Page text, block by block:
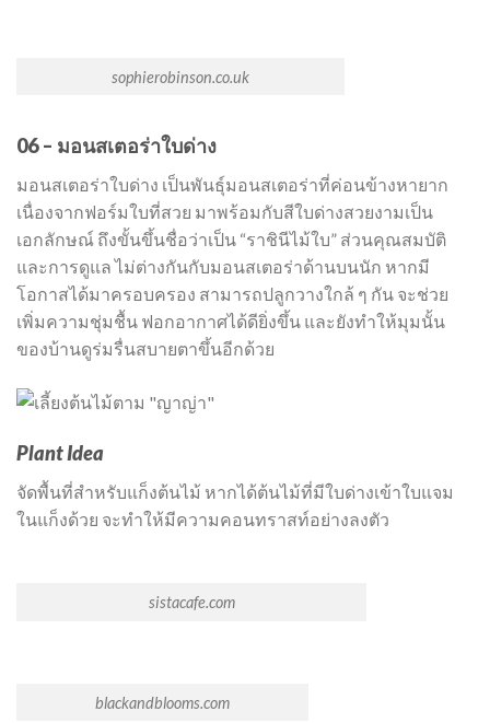
sophierobinson.co.uk
06 – มอนสเตอร่าใบด่าง
มอนสเตอร่าใบด่าง เป็นพันธุ์มอนสเตอร่าที่ค่อนข้างหายาก
เนื่องจากฟอร์มใบที่สวย มาพร้อมกับสีใบด่างสวยงามเป็น
เอกลักษณ์ ถึงขั้นขึ้นชื่อว่าเป็น “ราชินีไม้ใบ” ส่วนคุณสมบัติ
และการดูแล ไม่ต่างกันกับมอนสเตอร่าด้านบนนัก หากมี
โอกาสได้มาครอบครอง สามารถปลูกวางใกล้ ๆ กัน จะช่วย
เพิ่มความชุ่มชื้น ฟอกอากาศได้ดียิ่งขึ้น และยังทำให้มุมนั้น
ของบ้านดูร่มรื่นสบายตาขึ้นอีกด้วย
Plant Idea
จัดพื้นที่สำหรับแก็งต้นไม้ หากได้ต้นไม้ที่มีใบด่างเข้าใบแจม
ในแก็งด้วย จะทำให้มีความคอนทราสท์อย่างลงตัว
sistacafe.com
blackandblooms.com